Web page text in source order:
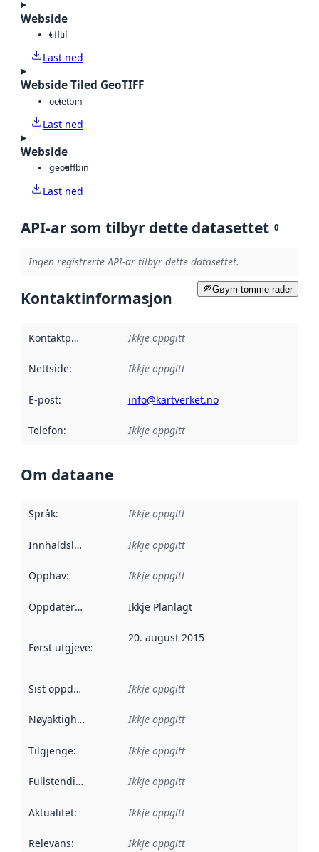
Webside
tifftif
Last ned
Webside Tiled GeoTIFF
octetbin
Last ned
Webside
geotiffbin
Last ned
API-ar som tilbyr dette datasettet 0
Ingen registrerte API-ar tilbyr dette datasettet.
Gøym tomme rader
Kontaktinformasjon
Kontaktpunkt Ikkje oppgitt
Nettside: Ikkje oppgitt
E-post: info@kartverket.no
Telefon: Ikkje oppgitt
Om dataane
Språk: Ikkje oppgitt
Innhaldsleverandørar :
Ikkje oppgitt
Opphav: Ikkje oppgitt
Oppdateringsfrekvens :
Ikkje Planlagt
Først utgjeve: Denne datoen seier når dataa i dette
20. august 2015
Sist oppdatert Ikkje oppgitt
Nøyaktigheit Ikkje oppgitt
Tilgjenge: Ikkje oppgitt
Fullstendigheit Ikkje oppgitt
Aktualitet: Ikkje oppgitt
Relevans: Ikkje oppgitt